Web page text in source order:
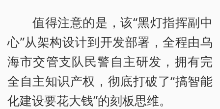
值得注意的是，该“黑灯指挥副中
心”从架构设计到开发部署，全程由乌
海市交管支队民警自主研发，拥有完
全自主知识产权，彻底打破了“搞智能
化建设要花大钱”的刻板思维。